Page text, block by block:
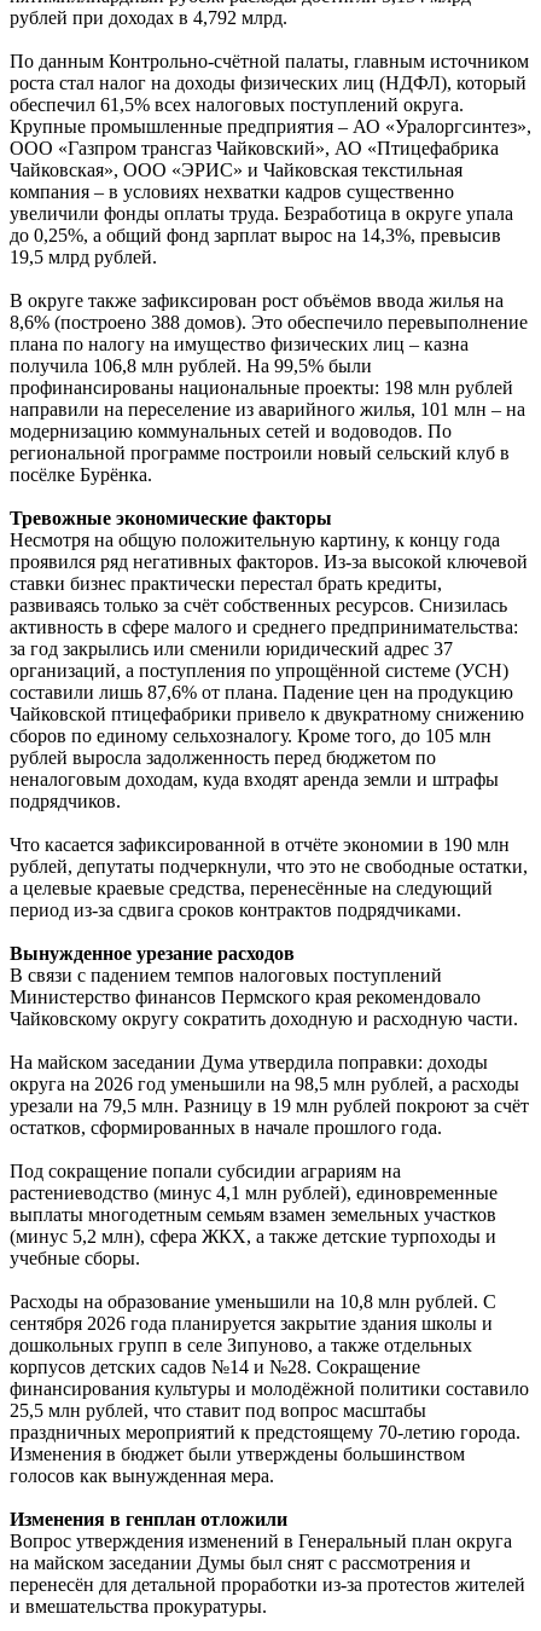
рублей при доходах в 4,792 млрд.
По данным Контрольно-счётной палаты, главным источником
роста стал налог на доходы физических лиц (НДФЛ), который
обеспечил 61,5% всех налоговых поступлений округа.
Крупные промышленные предприятия – АО «Уралоргсинтез»,
ООО «Газпром трансгаз Чайковский», АО «Птицефабрика
Чайковская», ООО «ЭРИС» и Чайковская текстильная
компания – в условиях нехватки кадров существенно
увеличили фонды оплаты труда. Безработица в округе упала
до 0,25%, а общий фонд зарплат вырос на 14,3%, превысив
19,5 млрд рублей.
В округе также зафиксирован рост объёмов ввода жилья на
8,6% (построено 388 домов). Это обеспечило перевыполнение
плана по налогу на имущество физических лиц – казна
получила 106,8 млн рублей. На 99,5% были
профинансированы национальные проекты: 198 млн рублей
направили на переселение из аварийного жилья, 101 млн – на
модернизацию коммунальных сетей и водоводов. По
региональной программе построили новый сельский клуб в
посёлке Бурёнка.
Тревожные экономические факторы
Несмотря на общую положительную картину, к концу года
проявился ряд негативных факторов. Из-за высокой ключевой
ставки бизнес практически перестал брать кредиты,
развиваясь только за счёт собственных ресурсов. Снизилась
активность в сфере малого и среднего предпринимательства:
за год закрылись или сменили юридический адрес 37
организаций, а поступления по упрощённой системе (УСН)
составили лишь 87,6% от плана. Падение цен на продукцию
Чайковской птицефабрики привело к двукратному снижению
сборов по единому сельхозналогу. Кроме того, до 105 млн
рублей выросла задолженность перед бюджетом по
неналоговым доходам, куда входят аренда земли и штрафы
подрядчиков.
Что касается зафиксированной в отчёте экономии в 190 млн
рублей, депутаты подчеркнули, что это не свободные остатки,
а целевые краевые средства, перенесённые на следующий
период из-за сдвига сроков контрактов подрядчиками.
Вынужденное урезание расходов
В связи с падением темпов налоговых поступлений
Министерство финансов Пермского края рекомендовало
Чайковскому округу сократить доходную и расходную части.
На майском заседании Дума утвердила поправки: доходы
округа на 2026 год уменьшили на 98,5 млн рублей, а расходы
урезали на 79,5 млн. Разницу в 19 млн рублей покроют за счёт
остатков, сформированных в начале прошлого года.
Под сокращение попали субсидии аграриям на
растениеводство (минус 4,1 млн рублей), единовременные
выплаты многодетным семьям взамен земельных участков
(минус 5,2 млн), сфера ЖКХ, а также детские турпоходы и
учебные сборы.
Расходы на образование уменьшили на 10,8 млн рублей. С
сентября 2026 года планируется закрытие здания школы и
дошкольных групп в селе Зипуново, а также отдельных
корпусов детских садов №14 и №28. Сокращение
финансирования культуры и молодёжной политики составило
25,5 млн рублей, что ставит под вопрос масштабы
праздничных мероприятий к предстоящему 70-летию города.
Изменения в бюджет были утверждены большинством
голосов как вынужденная мера.
Изменения в генплан отложили
Вопрос утверждения изменений в Генеральный план округа
на майском заседании Думы был снят с рассмотрения и
перенесён для детальной проработки из-за протестов жителей
и вмешательства прокуратуры.